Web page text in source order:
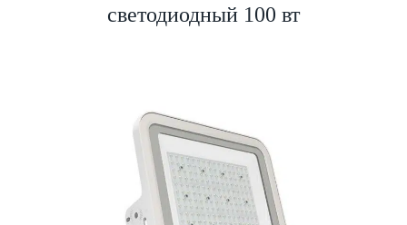
светодиодный 100 вт